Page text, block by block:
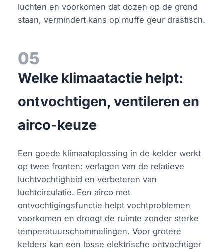
luchten en voorkomen dat dozen op de grond
staan, vermindert kans op muffe geur drastisch.
05
Welke klimaatactie helpt:
ontvochtigen, ventileren en
airco-keuze
Een goede klimaatoplossing in de kelder werkt
op twee fronten: verlagen van de relatieve
luchtvochtigheid en verbeteren van
luchtcirculatie. Een airco met
ontvochtigingsfunctie helpt vochtproblemen
voorkomen en droogt de ruimte zonder sterke
temperatuurschommelingen. Voor grotere
kelders kan een losse elektrische ontvochtiger